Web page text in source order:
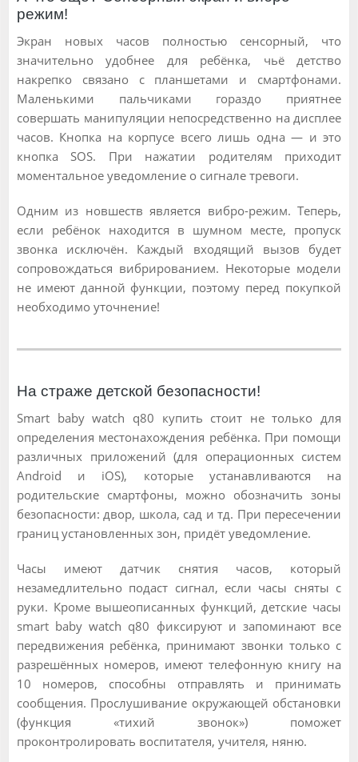
режим!
Экран новых часов полностью сенсорный, что
значительно удобнее для ребёнка, чьё детство
накрепко связано с планшетами и смартфонами.
Маленькими пальчиками гораздо приятнее
совершать манипуляции непосредственно на дисплее
часов. Кнопка на корпусе всего лишь одна — и это
кнопка SOS. При нажатии родителям приходит
моментальное уведомление о сигнале тревоги.
Одним из новшеств является вибро-режим. Теперь,
если ребёнок находится в шумном месте, пропуск
звонка исключён. Каждый входящий вызов будет
сопровождаться вибрированием. Некоторые модели
не имеют данной функции, поэтому перед покупкой
необходимо уточнение!
На страже детской безопасности!
Smart baby watch q80 купить стоит не только для
определения местонахождения ребёнка. При помощи
различных приложений (для операционных систем
Android и iOS), которые устанавливаются на
родительские смартфоны, можно обозначить зоны
безопасности: двор, школа, сад и тд. При пересечении
границ установленных зон, придёт уведомление.
Часы имеют датчик снятия часов, который
незамедлительно подаст сигнал, если часы сняты с
руки. Кроме вышеописанных функций, детские часы
smart baby watch q80 фиксируют и запоминают все
передвижения ребёнка, принимают звонки только с
разрешённых номеров, имеют телефонную книгу на
10 номеров, способны отправлять и принимать
сообщения. Прослушивание окружающей обстановки
(функция «тихий звонок») поможет
проконтролировать воспитателя, учителя, няню.